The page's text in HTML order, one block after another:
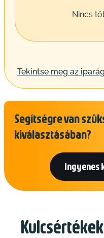
Nincs
Tekintse meg az
Segítségre van
kiválasztásában?
Ingyenes